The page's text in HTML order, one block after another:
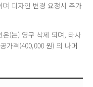
디자인 변경 요청시 추가
(는) 영구 삭제 되며, 타사
가격(400,000 원) 의 나머